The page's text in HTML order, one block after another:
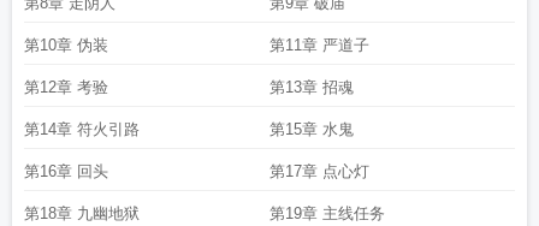
第10章 伪装 第11章 严道子
第12章 考验 第13章 招魂
第14章 符火引路 第15章 水鬼
第16章 回头 第17章 点心灯
第18章 九幽地狱 第19章 主线任务